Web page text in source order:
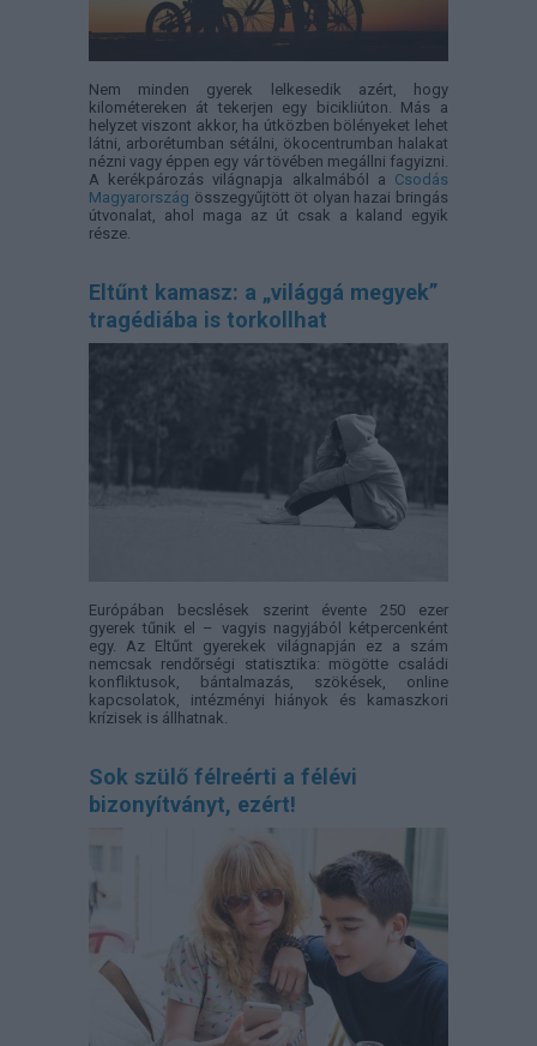
Nem minden gyerek lelkesedik azért, hogy
kilométereken át tekerjen egy bicikliúton. Más a
helyzet viszont akkor, ha útközben bölényeket lehet
látni, arborétumban sétálni, ökocentrumban halakat
nézni vagy éppen egy vár tövében megállni fagyizni.
A kerékpározás világnapja alkalmából a Csodás
Magyarország összegyűjtött öt olyan hazai bringás
útvonalat, ahol maga az út csak a kaland egyik
része.
Eltűnt kamasz: a „világgá megyek”
tragédiába is torkollhat
Európában becslések szerint évente 250 ezer
gyerek tűnik el – vagyis nagyjából kétpercenként
egy. Az Eltűnt gyerekek világnapján ez a szám
nemcsak rendőrségi statisztika: mögötte családi
konfliktusok, bántalmazás, szökések, online
kapcsolatok, intézményi hiányok és kamaszkori
krízisek is állhatnak.
Sok szülő félreérti a félévi
bizonyítványt, ezért!